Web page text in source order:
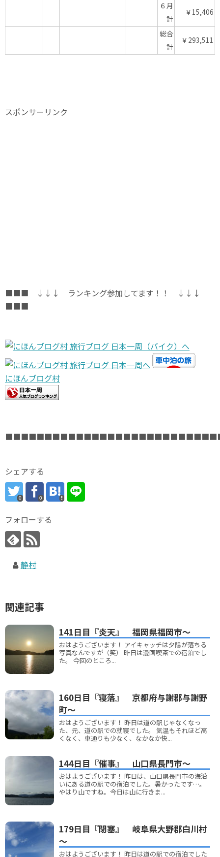
６月
計
￥15,406
総合
計
￥293,511
スポンサーリンク
■■■ ↓↓↓ ランキング参加してます！！ ↓↓↓
■■■
にほんブログ村
シェアする
0 0
フォローする
静村
関連記事
141日目『炎天』 福岡県福岡市～
おはようございます！ アイキャッチは夕陽が落ちる
写真なんですが（笑） 昨日は漫画喫茶での宿泊でし
た。 今回のところ...
160日目『寝落』 京都府与謝郡与謝野
町～
おはようございます！ 昨日は道の駅じゃなくなっ
た、元、道の駅での就寝でした。 気温もそれほど高
くなく、車通りも少なく、なかなか快...
144日目『催事』 山口県長門市～
おはようございます！ 昨日は、山口県長門市の海沿
いにある道の駅での宿泊でした。暑かったです…。
やはり山ですね。今日は山に行きま...
179日目『閉塞』 岐阜県大野郡白川村
～
おはようございます！ 昨日は道の駅での宿泊でした